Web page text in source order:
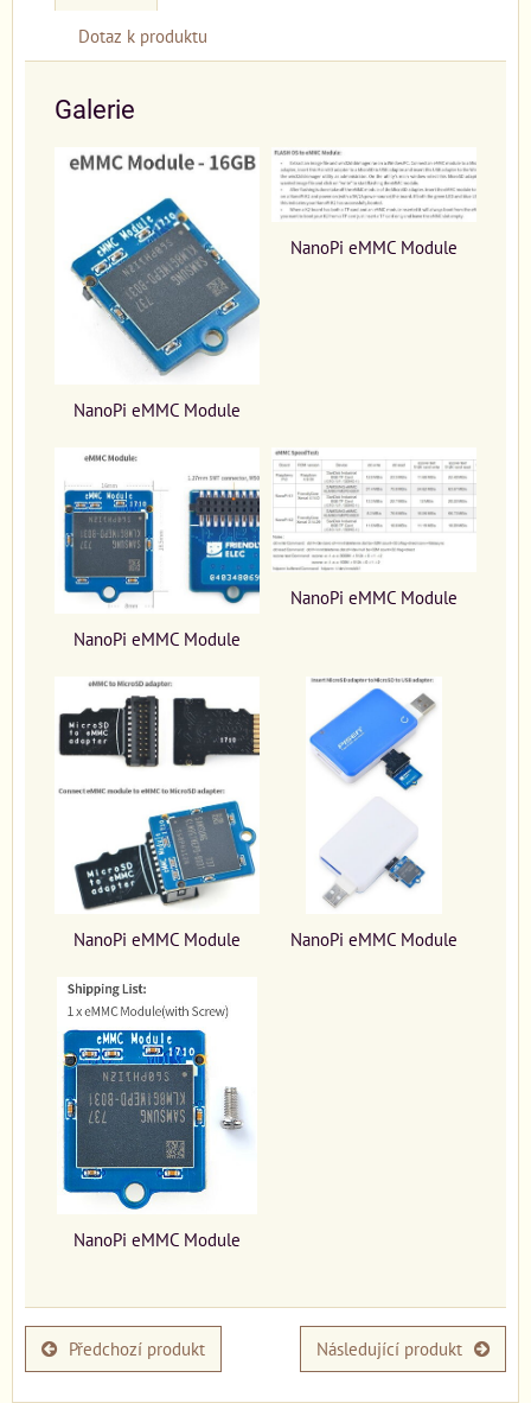
Dotaz k produktu
Galerie
NanoPi eMMC Module
NanoPi eMMC Module
NanoPi eMMC Module
NanoPi eMMC Module
NanoPi eMMC Module NanoPi eMMC Module
NanoPi eMMC Module
Předchozí produkt Následující produkt